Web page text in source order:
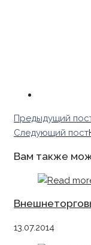
Read
more
Предыдущий
Следующий пост
Вам также
13.07.2014